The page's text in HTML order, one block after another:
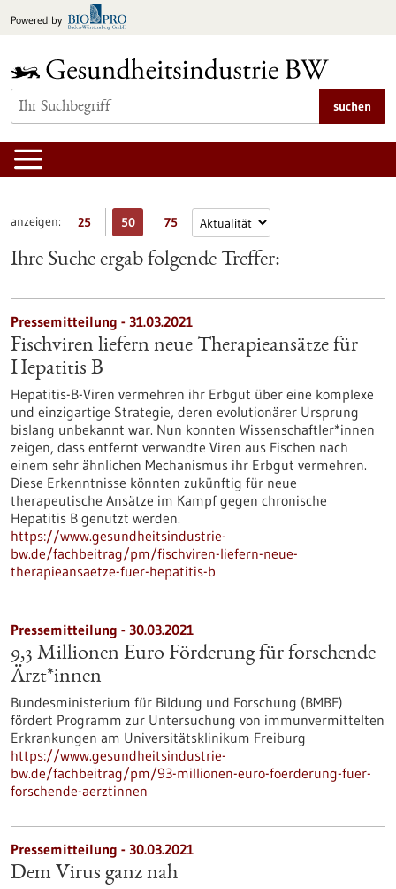
Inhalt
Powered by
suchen
anzeigen: 25 50 75
Ihre Suche ergab folgende Treffer:
Pressemitteilung - 31.03.2021
Fischviren liefern neue Therapieansätze für
Hepatitis B
Hepatitis-B-Viren vermehren ihr Erbgut über eine komplexe
und einzigartige Strategie, deren evolutionärer Ursprung
bislang unbekannt war. Nun konnten Wissenschaftler*innen
zeigen, dass entfernt verwandte Viren aus Fischen nach
einem sehr ähnlichen Mechanismus ihr Erbgut vermehren.
Diese Erkenntnisse könnten zukünftig für neue
therapeutische Ansätze im Kampf gegen chronische
Hepatitis B genutzt werden.
https://www.gesundheitsindustrie-
bw.de/fachbeitrag/pm/fischviren-liefern-neue-
therapieansaetze-fuer-hepatitis-b
Pressemitteilung - 30.03.2021
9,3 Millionen Euro Förderung für forschende
Ärzt*innen
Bundesministerium für Bildung und Forschung (BMBF)
fördert Programm zur Untersuchung von immunvermittelten
Erkrankungen am Universitätsklinikum Freiburg
https://www.gesundheitsindustrie-
bw.de/fachbeitrag/pm/93-millionen-euro-foerderung-fuer-
forschende-aerztinnen
Pressemitteilung - 30.03.2021
Dem Virus ganz nah